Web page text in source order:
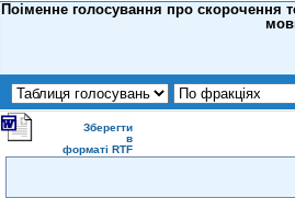
Поіменне голосування про скорочення
Зберегти
в
форматі RTF